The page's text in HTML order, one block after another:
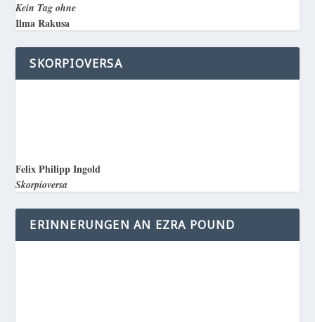
Kein Tag ohne
Ilma Rakusa
SKORPIOVERSA
Felix Philipp Ingold
Skorpioversa
ERINNERUNGEN AN EZRA POUND